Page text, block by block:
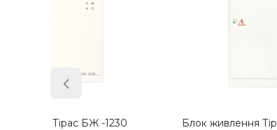
Виносна панель управління Тірас